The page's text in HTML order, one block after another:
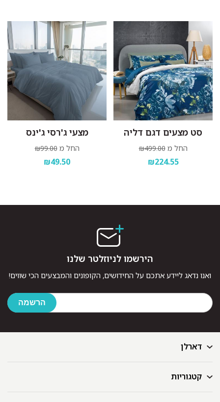
סט מצעים דגם דליה
החל מ ₪499.00
₪224.55
מצעי ג'רסי ג'ינס
החל מ ₪99.00
₪49.50
דארלן
דף הבית
קטגוריות
הירשמו לניוזלטר שלנו
ואנו נדאג ליידע אתכם על החידושים, הקופונים והמבצעים הכי שווים!